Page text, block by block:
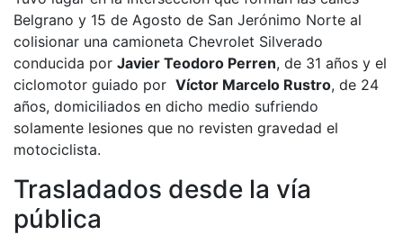
Belgrano y 15 de Agosto de San Jerónimo Norte al
colisionar una camioneta Chevrolet Silverado
conducida por Javier Teodoro Perren, de 31 años y el
ciclomotor guiado por Víctor Marcelo Rustro, de 24
años, domiciliados en dicho medio sufriendo
solamente lesiones que no revisten gravedad el
motociclista.
Trasladados desde la vía
pública